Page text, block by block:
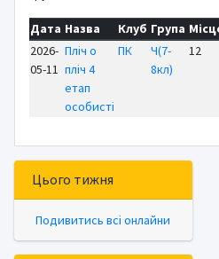
Дата Назва Клуб Група
2026-
05-11
Пліч о
пліч 4
етап
особисті
ПК
Ч(7-
8кл)
12
Цього тижня
Подивитись всі онлайни